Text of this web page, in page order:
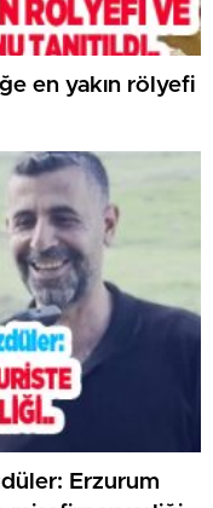
en yakın rölyefi
Erzurum